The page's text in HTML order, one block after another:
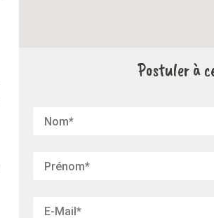
Postuler à